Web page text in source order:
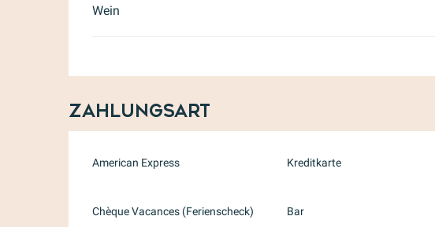
Wein
Zahlungsart
American Express Kreditkarte
Chèque Vacances (Ferienscheck) Bar